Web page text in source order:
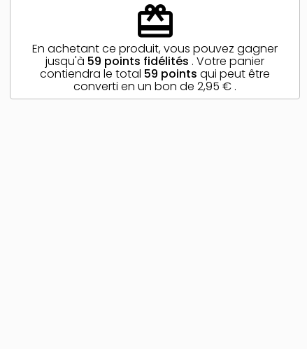
redeem
En achetant ce produit, vous pouvez gagner
jusqu'à 59 points fidélités . Votre panier
contiendra le total 59 points qui peut être
converti en un bon de2,95 € .